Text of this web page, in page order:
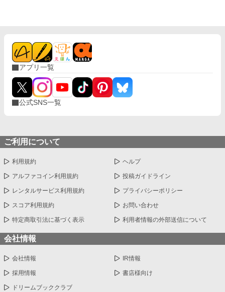
アプリ一覧
公式SNS一覧
ご利用について
利用規約 ヘルプ
アルファコイン利用規約 投稿ガイドライン
レンタルサービス利用規約 プライバシーポリシー
スコア利用規約 お問い合わせ
特定商取引法に基づく表示 利用者情報の外部送信について
会社情報
会社情報 IR情報
採用情報 書店様向け
ドリームブッククラブ